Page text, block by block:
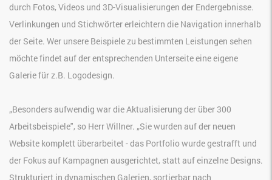
durch Fotos, Videos und 3D-Visualisierungen der Endergebnisse.
Verlinkungen und Stichwörter erleichtern die Navigation innerhalb
der Seite. Wer unsere Beispiele zu bestimmten Leistungen sehen
möchte findet auf der entsprechenden Unterseite eine eigene
Galerie für z.B. Logodesign.
„Besonders aufwendig war die Aktualisierung der über 300
Arbeitsbeispiele", so Herr Willner. „Sie wurden auf der neuen
Website komplett überarbeitet - das Portfolio wurde gestrafft und
der Fokus auf Kampagnen ausgerichtet, statt auf einzelne Designs.
Strukturiert in dynamischen Galerien, sortierbar nach